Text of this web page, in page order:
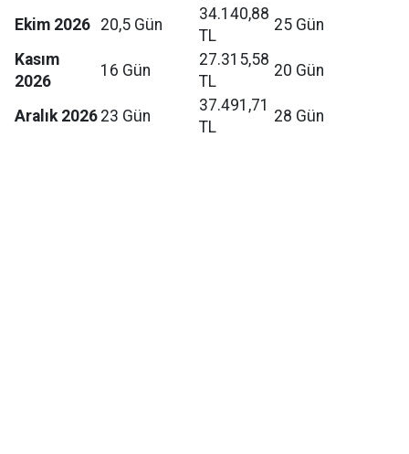
Ekim 2026 20,5 Gün
34.140,88
TL
25 Gün
Kasım
2026
16 Gün
27.315,58
TL
20 Gün
Aralık 2026 23 Gün
37.491,71
TL
28 Gün